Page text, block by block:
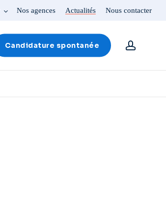
Nos agences Actualités Nous contacter
Candidature spontanée account